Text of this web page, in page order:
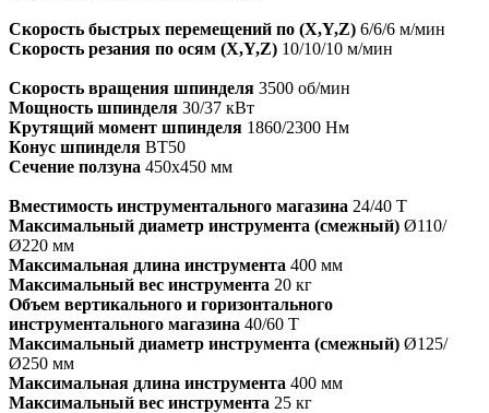
Скорость быстрых перемещений по (X,Y,Z) 6/6/6 м/мин
Скорость резания по осям (X,Y,Z) 10/10/10 м/мин
Скорость вращения шпинделя 3500 об/мин
Мощность шпинделя 30/37 кВт
Крутящий момент шпинделя 1860/2300 Нм
Конус шпинделя ВТ50
Сечение ползуна 450х450 мм
Вместимость инструментального магазина 24/40 Т
Максимальный диаметр инструмента (смежный) Ø110/
Ø220 мм
Максимальная длина инструмента 400 мм
Максимальный вес инструмента 20 кг
Объем вертикального и горизонтального
инструментального магазина 40/60 Т
Максимальный диаметр инструмента (смежный) Ø125/
Ø250 мм
Максимальная длина инструмента 400 мм
Максимальный вес инструмента 25 кг